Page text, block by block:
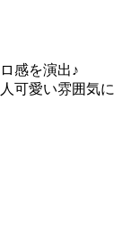
感を演出♪
可愛い雰囲気に